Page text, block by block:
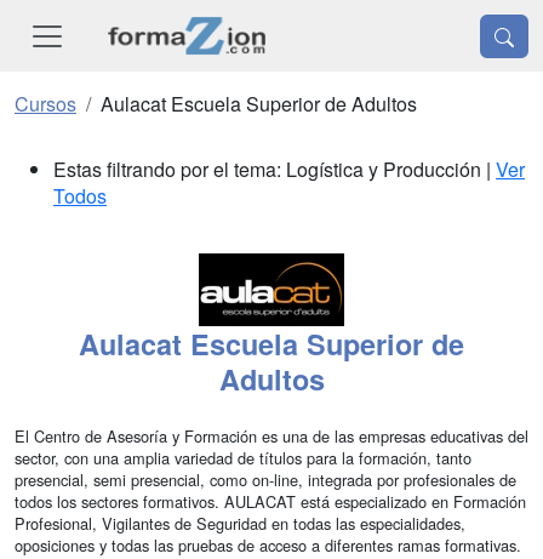
Cursos Aulacat Escuela Superior de Adultos
Estas filtrando por el tema: Logística y Producción | Ver
Todos
Aulacat Escuela Superior de
Adultos
El Centro de Asesoría y Formación es una de las empresas educativas del
sector, con una amplia variedad de títulos para la formación, tanto
presencial, semi presencial, como on-line, integrada por profesionales de
todos los sectores formativos. AULACAT está especializado en Formación
Profesional, Vigilantes de Seguridad en todas las especialidades,
oposiciones y todas las pruebas de acceso a diferentes ramas formativas.